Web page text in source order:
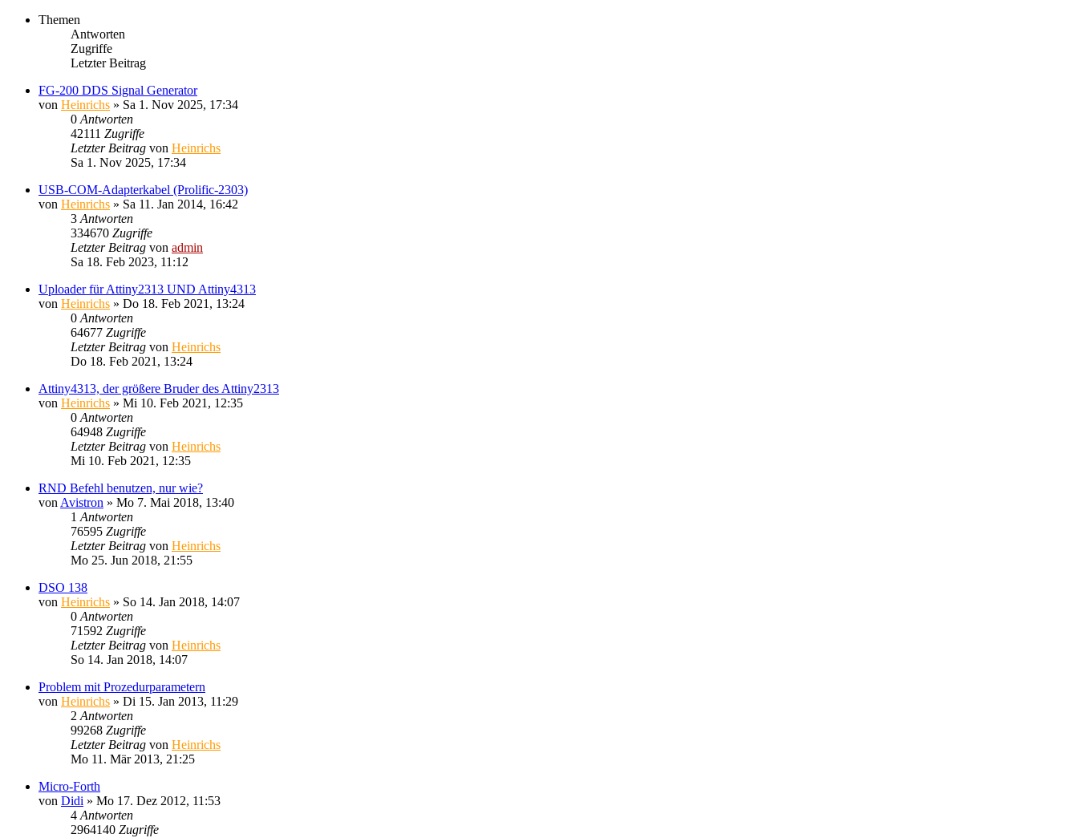
Themen
Antworten
Zugriffe
Letzter Beitrag
FG-200 DDS Signal Generator
von Heinrichs » Sa 1. Nov 2025, 17:34
0 Antworten
42111 Zugriffe
Letzter Beitrag von Heinrichs
Sa 1. Nov 2025, 17:34
USB-COM-Adapterkabel (Prolific-2303)
von Heinrichs » Sa 11. Jan 2014, 16:42
3 Antworten
334670 Zugriffe
Letzter Beitrag von admin
Sa 18. Feb 2023, 11:12
Uploader für Attiny2313 UND Attiny4313
von Heinrichs » Do 18. Feb 2021, 13:24
0 Antworten
64677 Zugriffe
Letzter Beitrag von Heinrichs
Do 18. Feb 2021, 13:24
Attiny4313, der größere Bruder des Attiny2313
von Heinrichs » Mi 10. Feb 2021, 12:35
0 Antworten
64948 Zugriffe
Letzter Beitrag von Heinrichs
Mi 10. Feb 2021, 12:35
RND Befehl benutzen, nur wie?
von Avistron » Mo 7. Mai 2018, 13:40
1 Antworten
76595 Zugriffe
Letzter Beitrag von Heinrichs
Mo 25. Jun 2018, 21:55
DSO 138
von Heinrichs » So 14. Jan 2018, 14:07
0 Antworten
71592 Zugriffe
Letzter Beitrag von Heinrichs
So 14. Jan 2018, 14:07
Problem mit Prozedurparametern
von Heinrichs » Di 15. Jan 2013, 11:29
2 Antworten
99268 Zugriffe
Letzter Beitrag von Heinrichs
Mo 11. Mär 2013, 21:25
Micro-Forth
von Didi » Mo 17. Dez 2012, 11:53
4 Antworten
2964140 Zugriffe